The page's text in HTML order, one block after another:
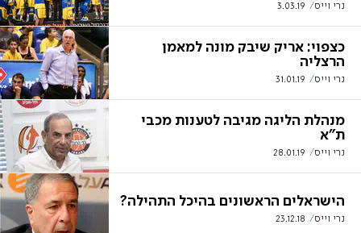
נרי וייס 3.03.19
כצפוי: אריק שיבק מונה למאמן
הרצליה
נרי וייס 31.01.19
מנהלת הליגה מגיבה לטענות מכבי
ת"א
נרי וייס 28.01.19
הישראלים הראשונים בהיכל התהילה?
נרי וייס 23.12.18